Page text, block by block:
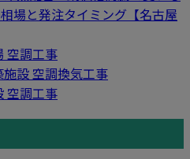
場と発注タイミング【名古屋
空調工事
設 空調換気工事
空調工事